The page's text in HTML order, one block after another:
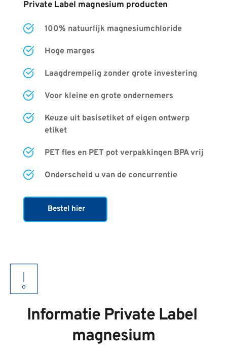
Private Label magnesium producten
100% natuurlijk magnesiumchloride
Hoge marges
Laagdrempelig zonder grote investering
Voor kleine en grote ondernemers
Keuze uit basisetiket of eigen ontwerp
etiket
PET fles en PET pot verpakkingen BPA vrij
Onderscheid u van de concurrentie
Bestel hier
Informatie Private Label
magnesium